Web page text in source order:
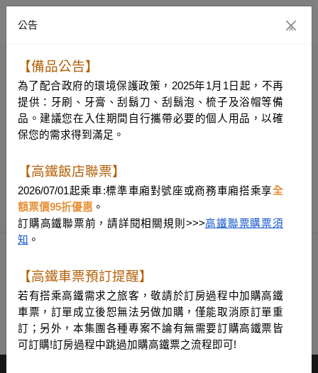
很抱歉，找不到您所要求的頁面！
公告 ×
【備品公告】
為了配合政府的環境保護政策，2025年1月1日起，不再
提供：牙刷、牙膏、刮鬍刀、刮鬍泡、梳子及浴帽等備
品。建議您在入住期間自行攜帶必要的個人用品，以確
保您的需求得到滿足。
【高鐵飯店聯票】
2026/07/01起乘車:標準車廂對號座或商務車廂搭乘享全
額票價95折優惠 。
訂購高鐵聯票前，請詳閱相關規則>>>高鐵聯票購票須
知 。
【高鐵車票預訂提醒】
若有搭乘高鐵需求之旅客，敬請於訂房過程中加購高鐵
車票，訂單成立後恕無法另做加購，僅能取消原訂單重
訂；另外，本集團各種專案不論有無需要訂購高鐵票皆
可訂購!訂房過程中跳過加購高鐵票之流程即可!